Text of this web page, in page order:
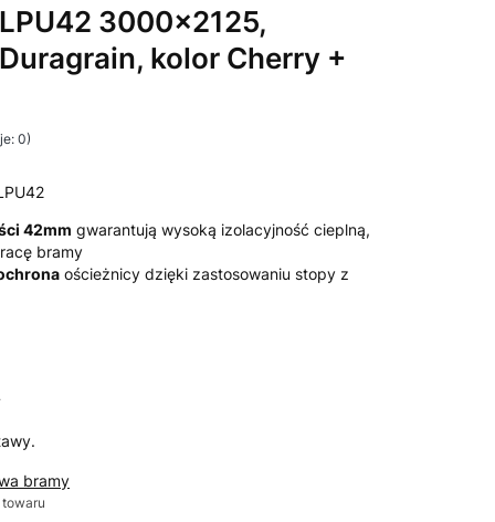
3000x2125,
kolor Cherry +
0)
42mm gwarantują wysoką izolacyjność cieplną,
bramy
ościeżnicy dzięki zastosowaniu stopy z
bramy